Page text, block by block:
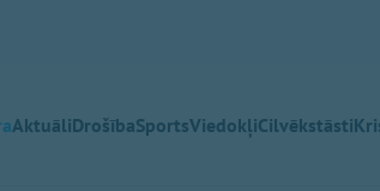
AktuāliDrošībaSportsViedokļiCilvēkstāsti